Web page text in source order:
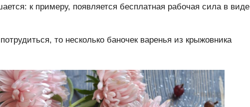
к примеру, появляется бесплатная рабочая сила в виде
то несколько баночек варенья из крыжовника